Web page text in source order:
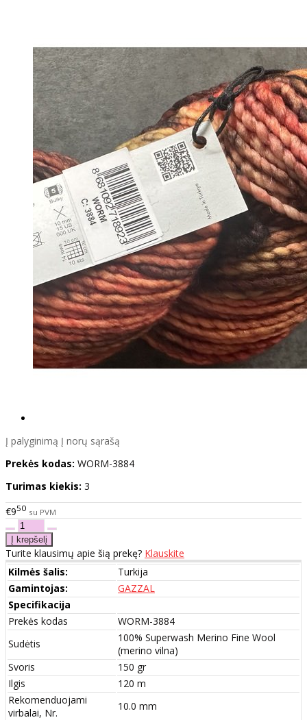
Į palyginimą Į norų sąrašą
Prekės kodas: WORM-3884
Turimas kiekis: 3
€950 su PVM
Turite klausimų apie šią prekę? Klauskite
Kilmės šalis:
Turkija
Gamintojas:
GAZZAL
Specifikacija
Prekės kodas
WORM-3884
Sudėtis
100% Superwash Merino Fine Wool
(merino vilna)
Svoris
150 gr
Ilgis
120 m
Rekomenduojami
virbalai, Nr.
10.0 mm